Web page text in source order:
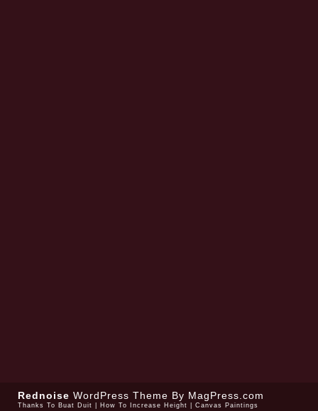
Rednoise WordPress Theme By MagPress.com
Thanks To Buat Duit How To Increase Height Canvas Paintings